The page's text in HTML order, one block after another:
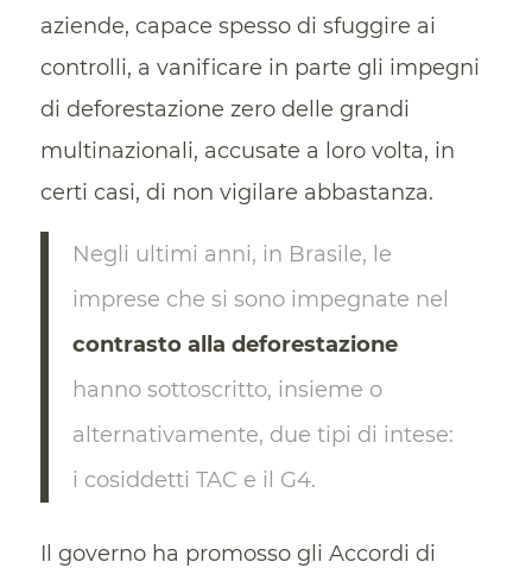
aziende, capace spesso di sfuggire ai
controlli, a vanificare in parte gli impegni
di deforestazione zero delle grandi
multinazionali, accusate a loro volta, in
certi casi, di non vigilare abbastanza.
Negli ultimi anni, in Brasile, le
imprese che si sono impegnate nel
contrasto alla deforestazione
hanno sottoscritto, insieme o
alternativamente, due tipi di intese:
i cosiddetti TAC e il G4.
Il governo ha promosso gli Accordi di